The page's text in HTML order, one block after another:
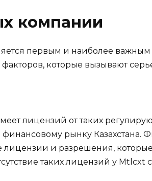
компании
первым и наиболее
факторов, которые вызывают
лицензий от таких
рынку
и разрешения,
таких лицензий у Mtlcxt